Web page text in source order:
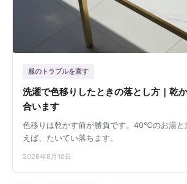
服のトラブルを直す
洗濯で色移りしたときの落とし方｜乾
合います
色移りは乾かす前が勝負です。40℃のお湯と
えば、たいてい落ちます。
2026年8月10日